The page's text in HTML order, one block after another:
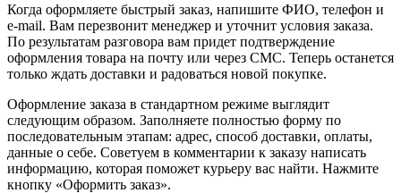
Когда оформляете быстрый заказ, напишите ФИО, телефон и
e-mail. Вам перезвонит менеджер и уточнит условия заказа.
По результатам разговора вам придет подтверждение
оформления товара на почту или через СМС. Теперь останется
только ждать доставки и радоваться новой покупке.
Оформление заказа в стандартном режиме выглядит
следующим образом. Заполняете полностью форму по
последовательным этапам: адрес, способ доставки, оплаты,
данные о себе. Советуем в комментарии к заказу написать
информацию, которая поможет курьеру вас найти. Нажмите
кнопку «Оформить заказ».